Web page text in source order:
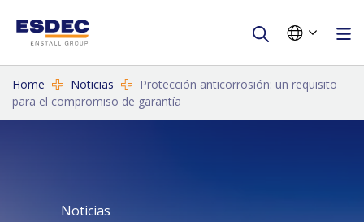
Home Noticias
Protección anticorrosión: un requisito
para el compromiso de garantía
Noticias